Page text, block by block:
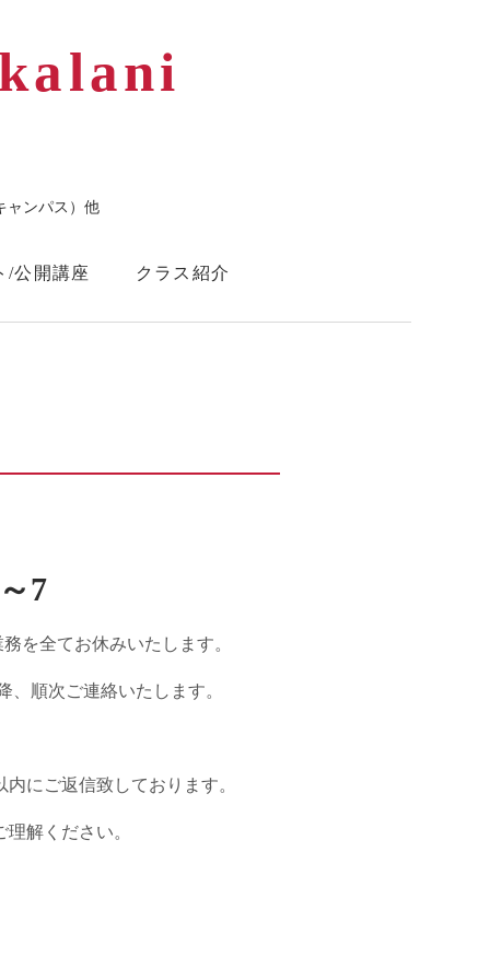
ャンパス）他
/公開講座 クラス紹介
7
を全てお休みいたします。
、順次ご連絡いたします。
にご返信致しております。
解ください。